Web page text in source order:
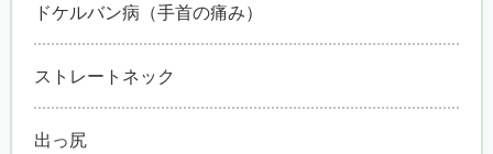
ドケルバン病（手首の痛み）
ストレートネック
出っ尻